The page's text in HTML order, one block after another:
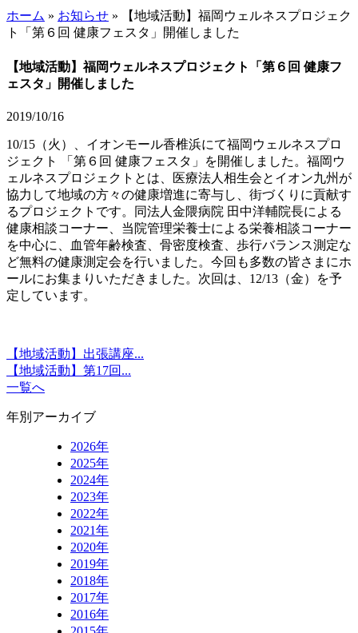
ホーム » お知らせ »
【地域活動】福岡ウェルネスプロジェク
ト「第６回 健康フェスタ」開催しました
【地域活動】福岡ウェルネスプロジェクト「第６回 健康フ
ェスタ」開催しました
2019/10/16
10/15（火）、イオンモール香椎浜にて福岡ウェルネスプロ
ジェクト 「第６回 健康フェスタ」を開催しました。福岡ウ
ェルネスプロジェクトとは、医療法人相生会とイオン九州が
協力して地域の方々の健康増進に寄与し、街づくりに貢献す
るプロジェクトです。同法人金隈病院 田中洋輔院長による
健康相談コーナー、当院管理栄養士による栄養相談コーナー
を中心に、血管年齢検査、骨密度検査、歩行バランス測定な
ど無料の健康測定会を行いました。今回も多数の皆さまにホ
ールにお集まりいただきました。次回は、12/13（金）を予
定しています。
【地域活動】出張講座...
【地域活動】第17回...
一覧へ
年別アーカイブ
2026年
2025年
2024年
2023年
2022年
2021年
2020年
2019年
2018年
2017年
2016年